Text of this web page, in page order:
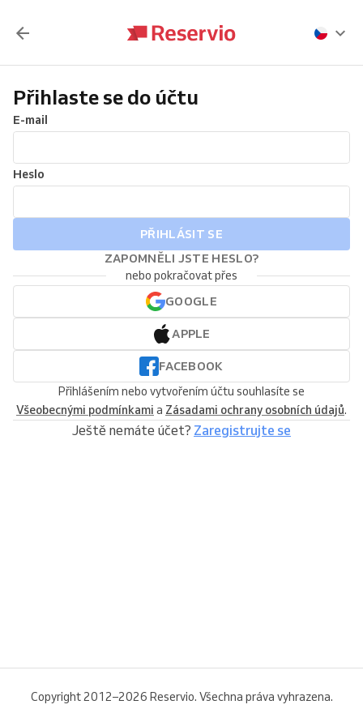
Přihlaste se do účtu
E-mail
Heslo
PŘIHLÁSIT SE
ZAPOMNĚLI JSTE HESLO?
nebo pokračovat přes
GOOGLE
APPLE
FACEBOOK
Přihlášením nebo vytvořením účtu souhlasíte se
Všeobecnými podmínkami a Zásadami ochrany osobních údajů.
Ještě nemáte účet? Zaregistrujte se
Copyright 2012–2026 Reservio. Všechna práva vyhrazena.